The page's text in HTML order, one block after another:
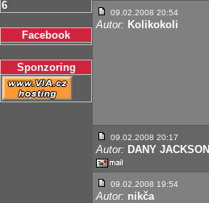
6
Facebook
Sponzoring
09.02.2008 20:54
Autor: Kolikokoli
09.02.2008 20:17
Autor: DANY JACKSON
09.02.2008 19:54
Autor: nikča